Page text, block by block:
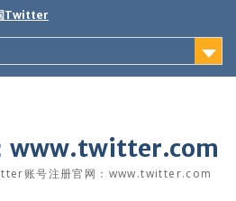
Twitter
www.twitter.com
账号注册官网：www.twitter.com